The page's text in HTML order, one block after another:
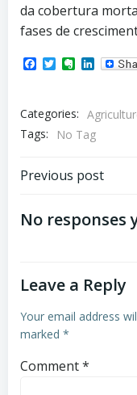
da cobertura
fases de
Facebook
TwitterEvernote
Categories:
Tags:
No Tag
Post
Previous post
No responses
Leave a Reply
Your email address
marked *
Comment*